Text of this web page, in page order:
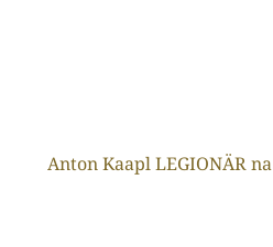
Anton Kaapl LEGIONÄR